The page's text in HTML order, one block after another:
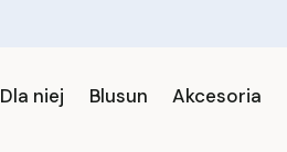
Dla niej Blusun Akcesoria